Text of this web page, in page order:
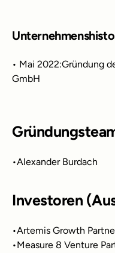
• Mai 2022:Gründung
GmbH
•Alexander Burdach
Investoren
•Artemis Growth
•Measure 8 Venture